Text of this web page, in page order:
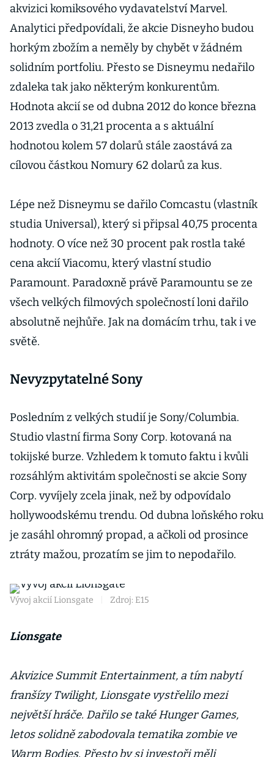
akvizici komiksového vydavatelství Marvel.
Analytici předpovídali, že akcie Disneyho budou
horkým zbožím a neměly by chybět v žádném
solidním portfoliu. Přesto se Disneymu nedařilo
zdaleka tak jako některým konkurentům.
Hodnota akcií se od dubna 2012 do konce března
2013 zvedla o 31,21 procenta a s aktuální
hodnotou kolem 57 dolarů stále zaostává za
cílovou částkou Nomury 62 dolarů za kus.
Lépe než Disneymu se dařilo Comcastu (vlastník
studia Universal), který si připsal 40,75 procenta
hodnoty. O více než 30 procent pak rostla také
cena akcií Viacomu, který vlastní studio
Paramount. Paradoxně právě Paramountu se ze
všech velkých filmových společností loni dařilo
absolutně nejhůře. Jak na domácím trhu, tak i ve
světě.
Nevyzpytatelné Sony
Posledním z velkých studií je Sony/Columbia.
Studio vlastní firma Sony Corp. kotovaná na
tokijské burze. Vzhledem k tomuto faktu i kvůli
rozsáhlým aktivitám společnosti se akcie Sony
Corp. vyvíjely zcela jinak, než by odpovídalo
hollywoodskému trendu. Od dubna loňského roku
je zasáhl ohromný propad, a ačkoli od prosince
ztráty mažou, prozatím se jim to nepodařilo.
Vývoj akcií Lionsgate Zdroj: E15
Lionsgate
Akvizice Summit Entertainment, a tím nabytí
franšízy Twilight, Lionsgate vystřelilo mezi
největší hráče. Dařilo se také Hunger Games,
letos solidně zabodovala tematika zombie ve
Warm Bodies. Přesto by si investoři měli